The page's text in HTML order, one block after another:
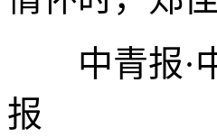
中青报·中
报